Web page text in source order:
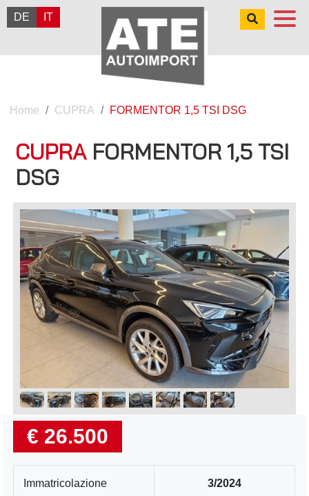
DE IT
Home CUPRA FORMENTOR 1,5 TSI DSG
CUPRAFORMENTOR 1,5 TSI
DSG
€ 26.500
Immatricolazione 3/2024